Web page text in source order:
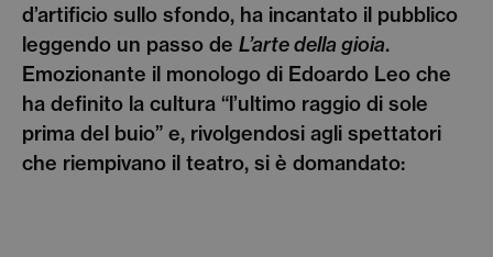
d’artificio sullo sfondo, ha incantato il pubblico
leggendo un passo de L’arte della gioia.
Emozionante il monologo di Edoardo Leo che
ha definito la cultura “l’ultimo raggio di sole
prima del buio” e, rivolgendosi agli spettatori
che riempivano il teatro, si è domandato: